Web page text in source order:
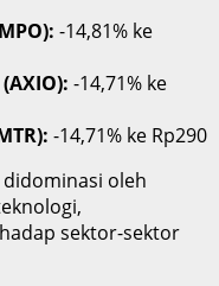
-14,81% ke
-14,71% ke
-14,71% ke Rp290
oleh
sektor-sektor